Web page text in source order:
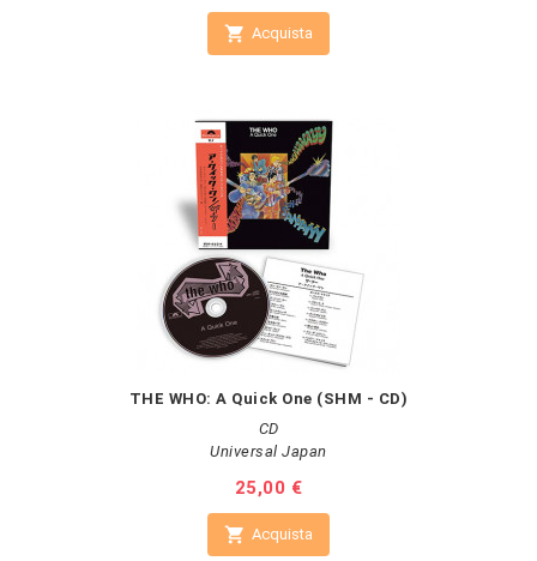
 Acquista
THE WHO: A Quick One (SHM - CD)
CD
Universal Japan
Prezzo
25,00 €
 Acquista